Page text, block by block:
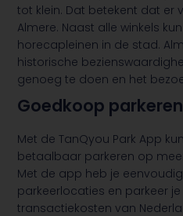
tot klein. Dat betekent dat er
Almere. Naast alle winkels
horecapleinen in de stad.
historische
genoeg te doen en het
Goedkoop
Met de TanQyou Park App
betaalbaar parkeren op
Met de app heb je
parkeerlocaties en parkeer
transactiekosten van